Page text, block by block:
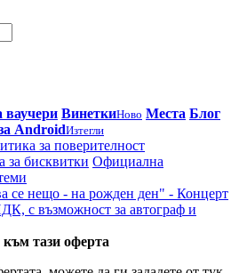
ваучери ВинеткиНово Места Блог
AndroidИзтегли
за поверителност
за бисквитки Официална
се нещо - на рожден ден" - Концерт
с възможност за автограф и
тази оферта